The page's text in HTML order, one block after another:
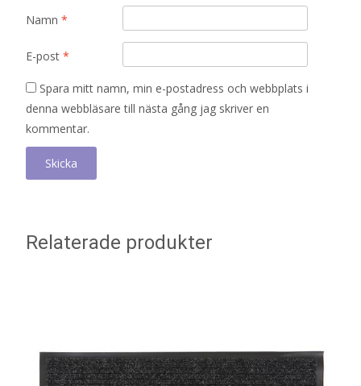
Namn *
E-post *
Spara mitt namn, min e-postadress och webbplats i
denna webbläsare till nästa gång jag skriver en
kommentar.
Relaterade produkter